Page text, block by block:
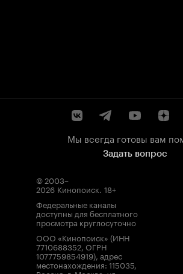
Мы всегда готовы вам
Задать вопрос
© 2003–
2026 Кинопоиск 18+
Федеральные каналы
доступны для бесплатного
просмотра круглосуточно
ООО «Кинопоиск» (ИНН
7710688352, ОГРН
1077759854919), адрес
местонахождения: 115035,